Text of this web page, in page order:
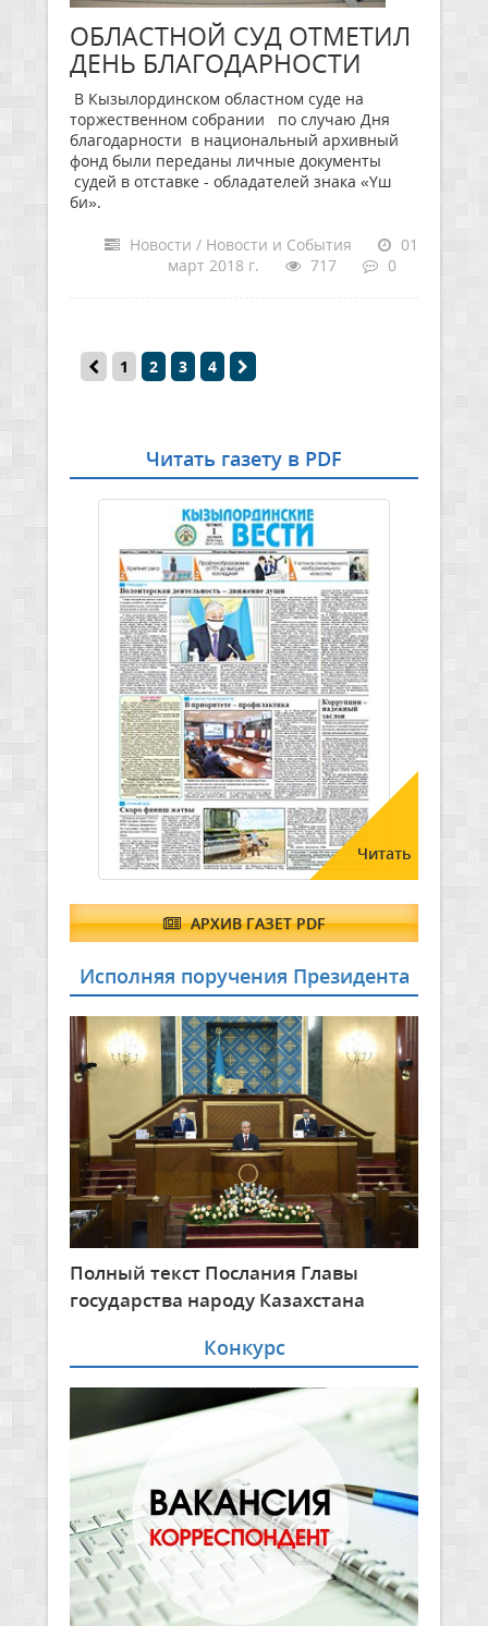
ОБЛАСТНОЙ СУД ОТМЕТИЛ
ДЕНЬ БЛАГОДАРНОСТИ
В Кызылординском областном суде на
торжественном собрании по случаю Дня
благодарности в национальный архивный
фонд были переданы личные документы
судей в отставке - обладателей знака «Үш
би».
Новости / Новости и События
01
март 2018 г.
717 0
1 2 3 4
Читать газету в PDF
Читать
АРХИВ ГАЗЕТ PDF
Исполняя поручения Президента
Полный текст Послания Главы
государства народу Казахстана
Конкурс